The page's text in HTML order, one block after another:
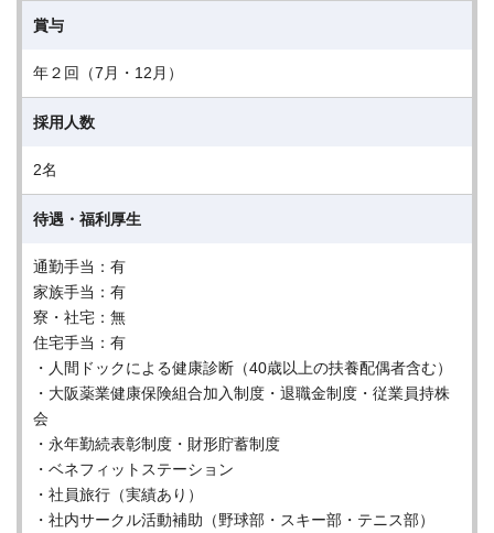
賞与
年２回（7月・12月）
採用人数
2名
待遇・福利厚生
通勤手当：有
家族手当：有
寮・社宅：無
住宅手当：有
・人間ドックによる健康診断（40歳以上の扶養配偶者含む）
・大阪薬業健康保険組合加入制度・退職金制度・従業員持株
会
・永年勤続表彰制度・財形貯蓄制度
・ベネフィットステーション
・社員旅行（実績あり）
・社内サークル活動補助（野球部・スキー部・テニス部）